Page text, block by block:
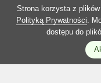
Strona korzysta z
Polityką Prywatności.
dostępu do